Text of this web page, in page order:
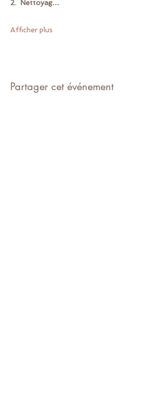
2.  Nettoyag…
Afficher plus
Partager cet événement